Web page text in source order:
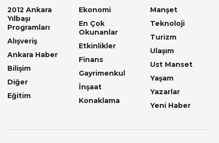
2012 Ankara
Yılbaşı
Programları
Alışveriş
Ankara Haber
Bilişim
Diğer
Eğitim
Ekonomi
En Çok
Okunanlar
Etkinlikler
Finans
Gayrimenkul
İnşaat
Konaklama
Manşet
Teknoloji
Turizm
Ulaşım
Ust Manset
Yaşam
Yazarlar
Yeni Haber